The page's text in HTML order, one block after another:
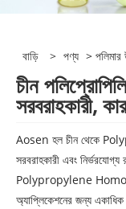
বাড়ি > পণ্য >
চীন
সরবরাহকারী,
Aosen হল চীন থেকে
সরবরাহকারী এবং
Polypropylene
অ্যাপ্লিকেশনের জন্য